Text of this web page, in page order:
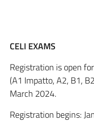
CELI EXAMS
Registration is open
(A1 Impatto, A2, B1,
March 2024.
Registration begins: